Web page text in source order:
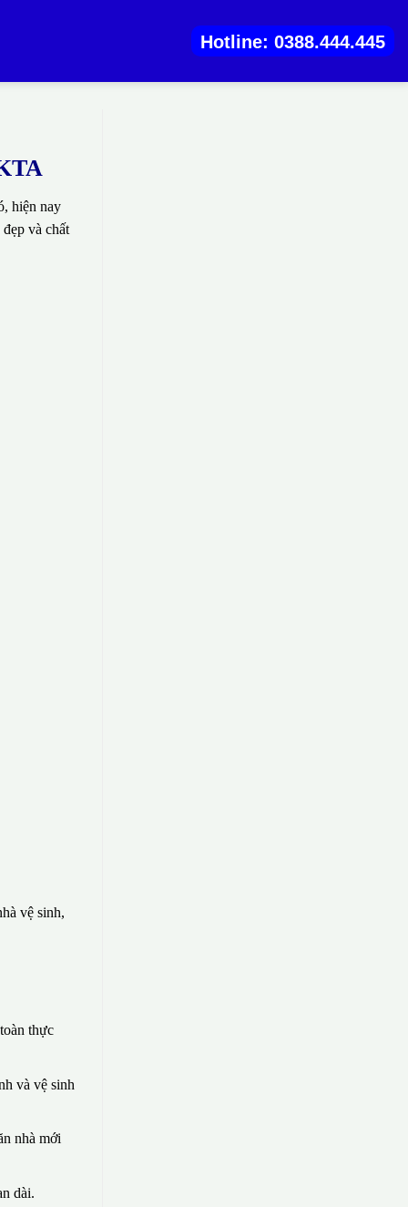
Hotline: 0388.444.445
hiện nay
và chất
vệ sinh,
thực
và vệ sinh
nhà mới
dài.